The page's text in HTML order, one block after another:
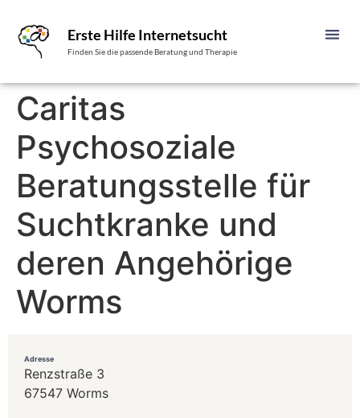
Erste Hilfe Internetsucht
Finden Sie die passende Beratung und Therapie
Caritas
Psychosoziale
Beratungsstelle für
Suchtkranke und
deren Angehörige
Worms
Adresse
Renzstraße 3
67547 Worms